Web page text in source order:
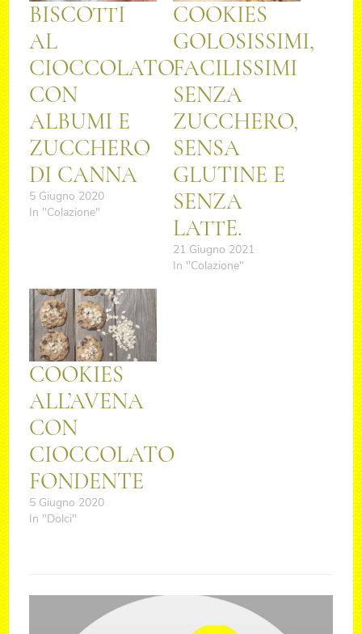
BISCOTTI
AL
CIOCCOLATO
CON
ALBUMI E
ZUCCHERO
DI CANNA
5 Giugno 2020
In "Colazione"
COOKIES
GOLOSISSIMI,
FACILISSIMI
SENZA
ZUCCHERO,
SENSA
GLUTINE E
SENZA
LATTE.
21 Giugno 2021
In "Colazione"
COOKIES
ALL’AVENA
CON
CIOCCOLATO
FONDENTE
5 Giugno 2020
In "Dolci"